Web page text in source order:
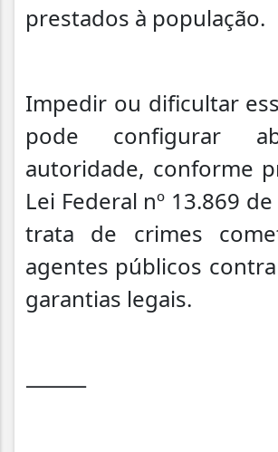
prestados à população.
Impedir ou dificultar
pode configurar
autoridade, conforme
Lei Federal nº 13.869
trata de crimes
agentes públicos
garantias legais.
⸻